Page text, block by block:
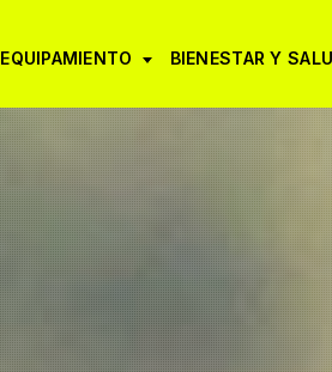
EQUIPAMIENTO BIENESTAR Y